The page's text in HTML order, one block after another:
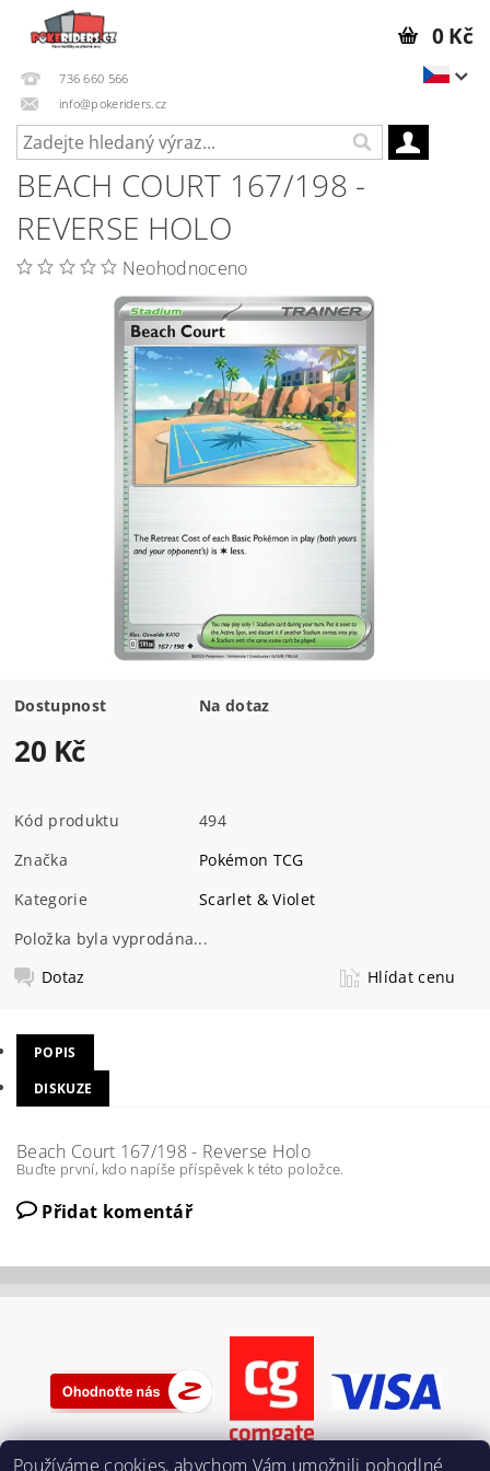
736 660 566
info@pokeriders.cz
0 Kč
BEACH COURT 167/198 -
REVERSE HOLO
Neohodnoceno
Dostupnost Na dotaz
20 Kč
Kód produktu
494
Značka
Pokémon TCG
Kategorie
Scarlet & Violet
Položka byla vyprodána...
Dotaz
Hlídat cenu
POPIS
DISKUZE
Beach Court 167/198 - Reverse Holo
Buďte první, kdo napíše příspěvek k této položce.
Přidat komentář
Používáme cookies, abychom Vám umožnili pohodlné